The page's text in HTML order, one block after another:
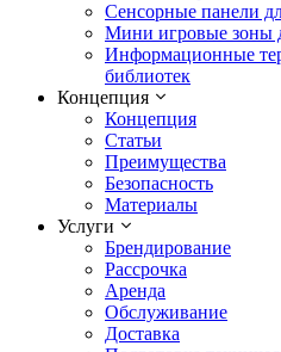
Сенсорные панели
Мини игровые зоны
Информационные
библиотек
Концепция
Концепция
Статьи
Преимущества
Безопасность
Материалы
Услуги
Брендирование
Рассрочка
Аренда
Обслуживание
Доставка